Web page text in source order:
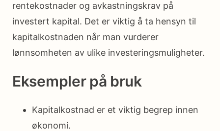
rentekostnader og avkastningskrav på
investert kapital. Det er viktig å ta hensyn til
kapitalkostnaden når man vurderer
lønnsomheten av ulike investeringsmuligheter.
Eksempler på bruk
Kapitalkostnad er et viktig begrep innen
økonomi.